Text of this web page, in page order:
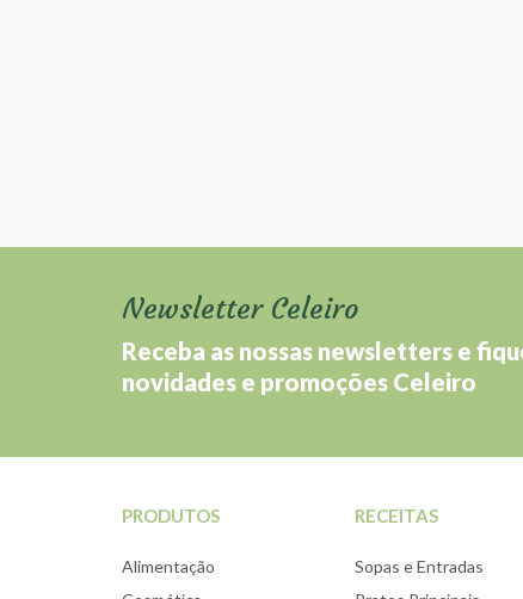
Newsletter Celeiro
Receba as nossas newsletters e
novidades e promoções Celeiro
PRODUTOS
Alimentação
RECEITAS
Sopas e Entradas